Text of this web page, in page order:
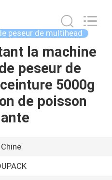
peseur de multihead
la machine
peseur de
5000g
de poisson